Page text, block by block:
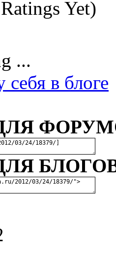
Yet)
...
себя в блоге
БЛОГОВ